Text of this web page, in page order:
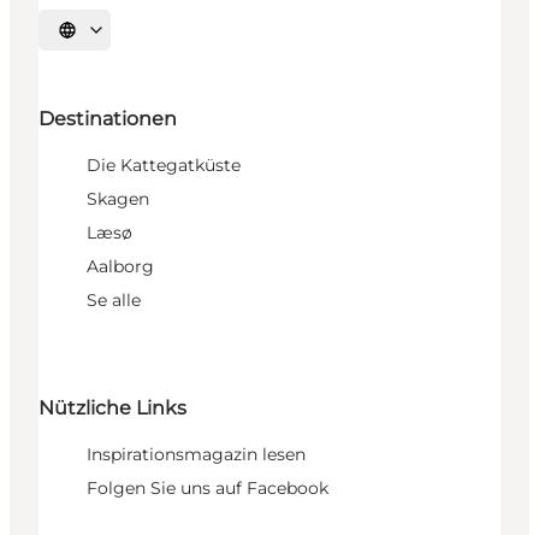
Sprache auswählen
Destinationen
Die Kattegatküste
Skagen
Læsø
Aalborg
Se alle
Nützliche Links
Inspirationsmagazin lesen
Folgen Sie uns auf Facebook